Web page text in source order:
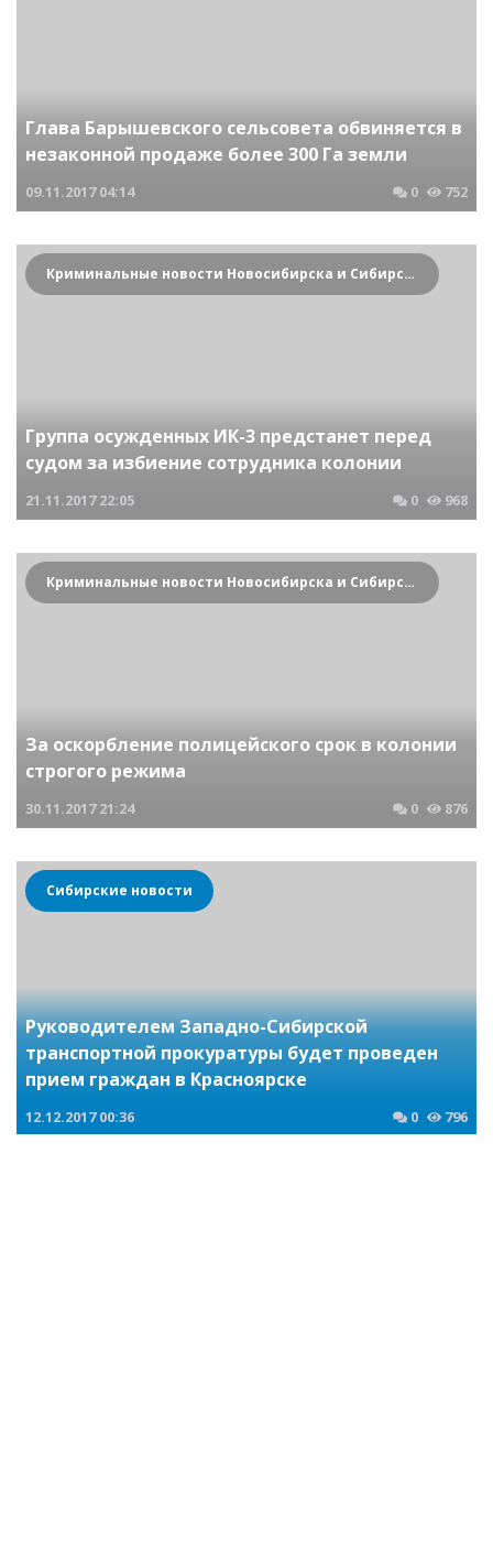
Глава Барышевского сельсовета обвиняется в
незаконной продаже более 300 Га земли
09.11.2017 04:14 0 752
Криминальные новости Новосибирска и Сибирского региона
Группа осужденных ИК-3 предстанет перед
судом за избиение сотрудника колонии
21.11.2017 22:05 0 968
Криминальные новости Новосибирска и Сибирского региона
За оскорбление полицейского срок в колонии
строгого режима
30.11.2017 21:24 0 876
Сибирские новости
Руководителем Западно-Сибирской
транспортной прокуратуры будет проведен
прием граждан в Красноярске
12.12.2017 00:36 0 796